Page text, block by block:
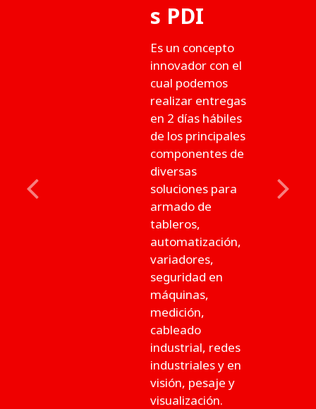
s PDI
Es un concepto
innovador con el
cual podemos
realizar entregas
en 2 días hábiles
de los principales
componentes de
diversas
soluciones para
armado de
tableros,
automatización,
variadores,
seguridad en
máquinas,
medición,
cableado
industrial, redes
industriales y en
visión, pesaje y
visualización.
Previous Next